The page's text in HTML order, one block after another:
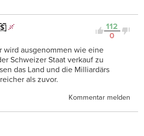
112
0
wird ausgenommen wie eine
Schweizer Staat verkauf zu
das Land und die Milliardärs
als zuvor.
Kommentar melden